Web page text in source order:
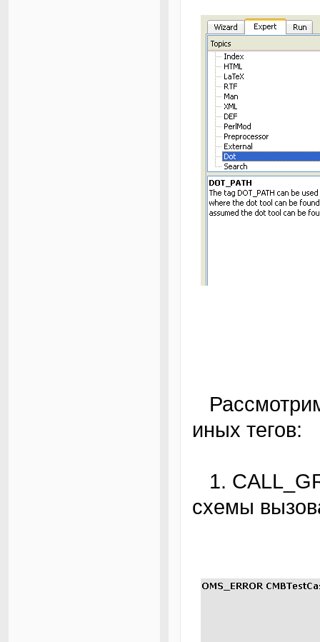
Рассмотрим последствия включения тех или
иных тегов:
1. CALL_GRAPH и CALLER_GRAPH: создает
схемы